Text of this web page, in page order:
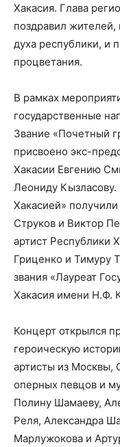
Хакасия. Глава
поздравил жителей,
духа республики, и
процветания.
В рамках
государственные
Звание «Почетный
присвоено экс-
Хакасии Евгению
Леониду Кызласову.
Хакасией»
Струков и Виктор
артист Республики
Гриценко и Тимуру
звания «Лауреат
Хакасия имени Н.Ф.
Концерт открылся
героическую
артисты из Москвы,
оперных певцов и
Полину Шамаеву,
Реля, Александра
Марлужокова и